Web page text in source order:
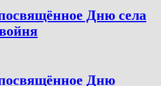
Дню села
Дню